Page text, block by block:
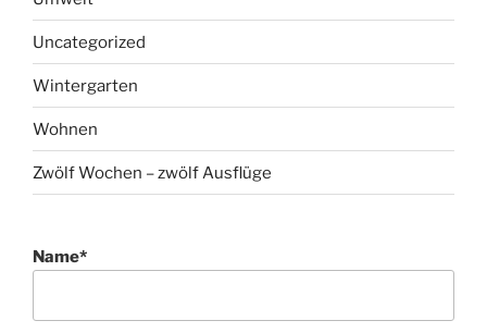
Uncategorized
Wintergarten
Wohnen
Zwölf Wochen – zwölf Ausflüge
Name*